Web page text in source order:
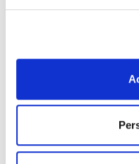
Conf. (unità)
ES47045100
x
scorte